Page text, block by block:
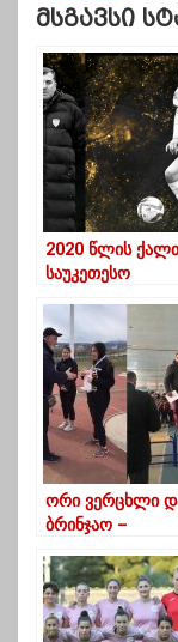
Მსგავსი
2020 წლის
საუკეთესო
ჩხაიძე,
ფეხბურთელი კი
ჭყონია გახდა
ორი ვერცხლი
ბრინჯაო –
მძლეოსნების
მონაპოვარი